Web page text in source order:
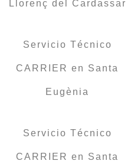
Llorenç del Cardassar
Servicio Técnico
CARRIER en Santa
Eugènia
Servicio Técnico
CARRIER en Santa